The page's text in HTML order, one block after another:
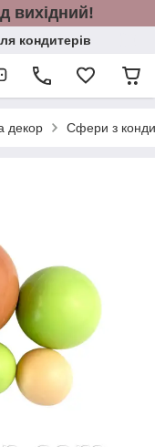
вихідний!
кондитерів
декор Сфери з